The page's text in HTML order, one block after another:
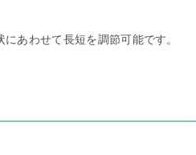
あわせて長短を調節可能です。